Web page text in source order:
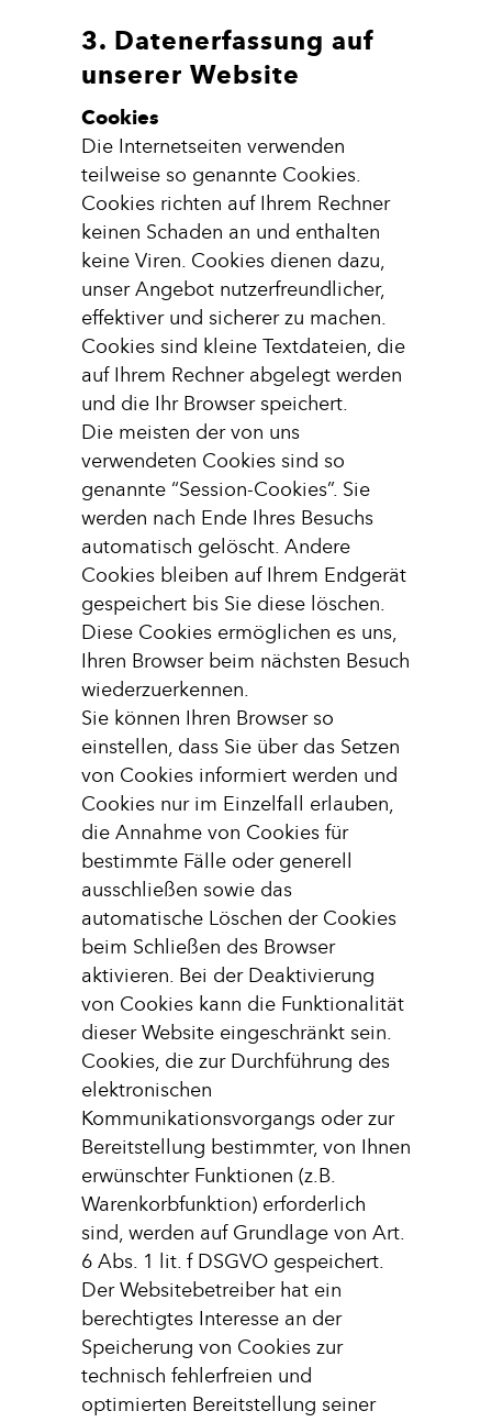
3. Datenerfassung auf
unserer Website
Cookies
Die Internetseiten verwenden
teilweise so genannte Cookies.
Cookies richten auf Ihrem Rechner
keinen Schaden an und enthalten
keine Viren. Cookies dienen dazu,
unser Angebot nutzerfreundlicher,
effektiver und sicherer zu machen.
Cookies sind kleine Textdateien, die
auf Ihrem Rechner abgelegt werden
und die Ihr Browser speichert.
Die meisten der von uns
verwendeten Cookies sind so
genannte “Session-Cookies”. Sie
werden nach Ende Ihres Besuchs
automatisch gelöscht. Andere
Cookies bleiben auf Ihrem Endgerät
gespeichert bis Sie diese löschen.
Diese Cookies ermöglichen es uns,
Ihren Browser beim nächsten Besuch
wiederzuerkennen.
Sie können Ihren Browser so
einstellen, dass Sie über das Setzen
von Cookies informiert werden und
Cookies nur im Einzelfall erlauben,
die Annahme von Cookies für
bestimmte Fälle oder generell
ausschließen sowie das
automatische Löschen der Cookies
beim Schließen des Browser
aktivieren. Bei der Deaktivierung
von Cookies kann die Funktionalität
dieser Website eingeschränkt sein.
Cookies, die zur Durchführung des
elektronischen
Kommunikationsvorgangs oder zur
Bereitstellung bestimmter, von Ihnen
erwünschter Funktionen (z.B.
Warenkorbfunktion) erforderlich
sind, werden auf Grundlage von Art.
6 Abs. 1 lit. f DSGVO gespeichert.
Der Websitebetreiber hat ein
berechtigtes Interesse an der
Speicherung von Cookies zur
technisch fehlerfreien und
optimierten Bereitstellung seiner